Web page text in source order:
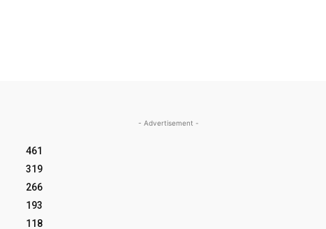
461
319
266
193
118
- Advertisement -